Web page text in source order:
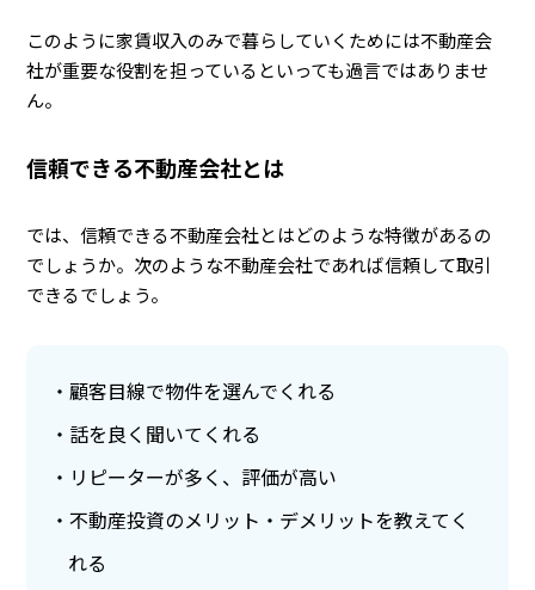
このように家賃収入のみで暮らしていくためには不動産会
社が重要な役割を担っているといっても過言ではありませ
ん。
信頼できる不動産会社とは
では、信頼できる不動産会社とはどのような特徴があるの
でしょうか。次のような不動産会社であれば信頼して取引
できるでしょう。
顧客目線で物件を選んでくれる
話を良く聞いてくれる
リピーターが多く、評価が高い
不動産投資のメリット・デメリットを教えてく
れる